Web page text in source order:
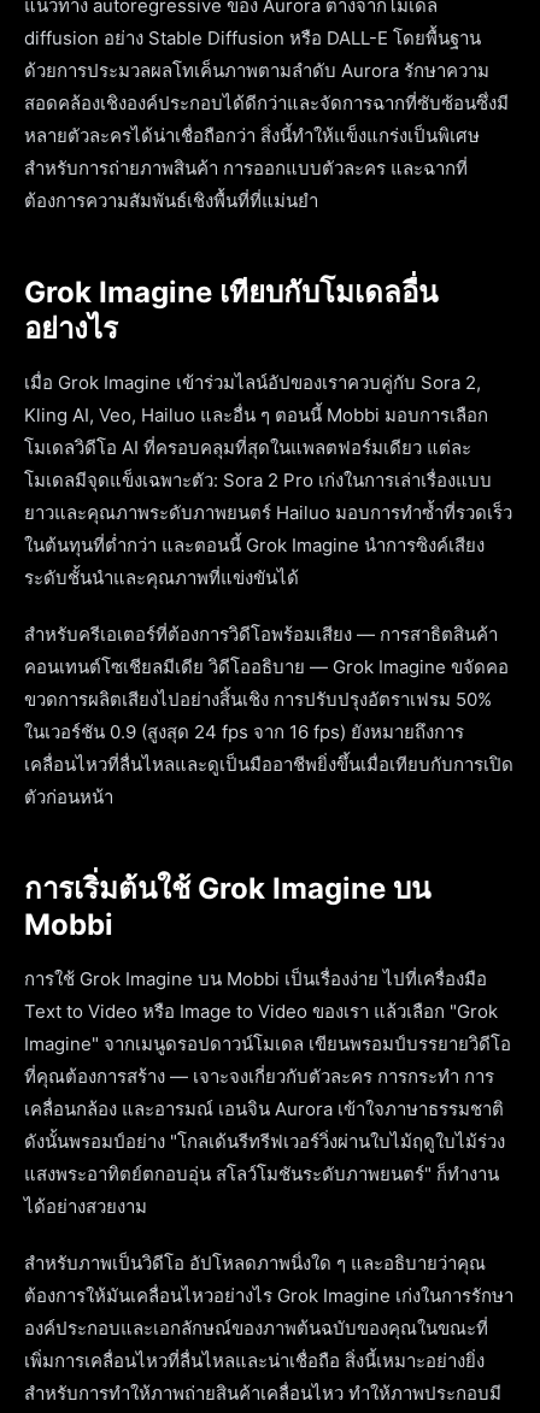
แนวทาง autoregressive ของ Aurora ต่างจากโมเดล
diffusion อย่าง Stable Diffusion หรือ DALL-E โดยพื้นฐาน
ด้วยการประมวลผลโทเค็นภาพตามลำดับ Aurora รักษาความ
สอดคล้องเชิงองค์ประกอบได้ดีกว่าและจัดการฉากที่ซับซ้อนซึ่งมี
หลายตัวละครได้น่าเชื่อถือกว่า สิ่งนี้ทำให้แข็งแกร่งเป็นพิเศษ
สำหรับการถ่ายภาพสินค้า การออกแบบตัวละคร และฉากที่
ต้องการความสัมพันธ์เชิงพื้นที่ที่แม่นยำ
Grok Imagine เทียบกับโมเดลอื่น
อย่างไร
เมื่อ Grok Imagine เข้าร่วมไลน์อัปของเราควบคู่กับ Sora 2,
Kling AI, Veo, Hailuo และอื่น ๆ ตอนนี้ Mobbi มอบการเลือก
โมเดลวิดีโอ AI ที่ครอบคลุมที่สุดในแพลตฟอร์มเดียว แต่ละ
โมเดลมีจุดแข็งเฉพาะตัว: Sora 2 Pro เก่งในการเล่าเรื่องแบบ
ยาวและคุณภาพระดับภาพยนตร์ Hailuo มอบการทำซ้ำที่รวดเร็ว
ในต้นทุนที่ต่ำกว่า และตอนนี้ Grok Imagine นำการซิงค์เสียง
ระดับชั้นนำและคุณภาพที่แข่งขันได้
สำหรับครีเอเตอร์ที่ต้องการวิดีโอพร้อมเสียง — การสาธิตสินค้า
คอนเทนต์โซเชียลมีเดีย วิดีโออธิบาย — Grok Imagine ขจัดคอ
ขวดการผลิตเสียงไปอย่างสิ้นเชิง การปรับปรุงอัตราเฟรม 50%
ในเวอร์ชัน 0.9 (สูงสุด 24 fps จาก 16 fps) ยังหมายถึงการ
เคลื่อนไหวที่ลื่นไหลและดูเป็นมืออาชีพยิ่งขึ้นเมื่อเทียบกับการเปิด
ตัวก่อนหน้า
การเริ่มต้นใช้ Grok Imagine บน
Mobbi
การใช้ Grok Imagine บน Mobbi เป็นเรื่องง่าย ไปที่เครื่องมือ
Text to Video หรือ Image to Video ของเรา แล้วเลือก "Grok
Imagine" จากเมนูดรอปดาวน์โมเดล เขียนพรอมป์บรรยายวิดีโอ
ที่คุณต้องการสร้าง — เจาะจงเกี่ยวกับตัวละคร การกระทำ การ
เคลื่อนกล้อง และอารมณ์ เอนจิน Aurora เข้าใจภาษาธรรมชาติ
ดังนั้นพรอมป์อย่าง "โกลเด้นรีทรีฟเวอร์วิ่งผ่านใบไม้ฤดูใบไม้ร่วง
แสงพระอาทิตย์ตกอบอุ่น สโลว์โมชันระดับภาพยนตร์" ก็ทำงาน
ได้อย่างสวยงาม
สำหรับภาพเป็นวิดีโอ อัปโหลดภาพนิ่งใด ๆ และอธิบายว่าคุณ
ต้องการให้มันเคลื่อนไหวอย่างไร Grok Imagine เก่งในการรักษา
องค์ประกอบและเอกลักษณ์ของภาพต้นฉบับของคุณในขณะที่
เพิ่มการเคลื่อนไหวที่ลื่นไหลและน่าเชื่อถือ สิ่งนี้เหมาะอย่างยิ่ง
สำหรับการทำให้ภาพถ่ายสินค้าเคลื่อนไหว ทำให้ภาพประกอบมี